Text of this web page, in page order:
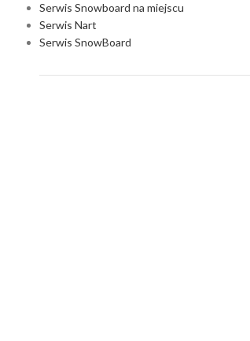
Serwis Snowboard na miejscu
Serwis Nart
Serwis SnowBoard